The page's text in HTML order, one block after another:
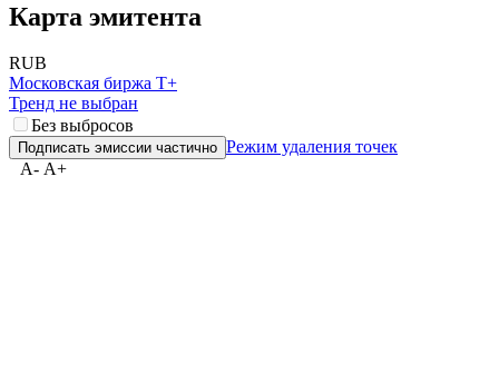
Карта эмитента
RUB
Московская биржа Т+
Тренд не выбран
Без выбросов
Режим удаления точек